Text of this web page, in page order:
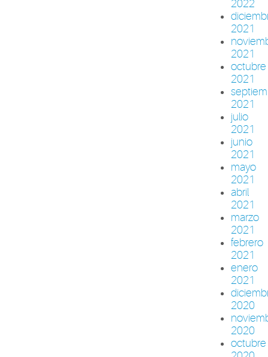
2022
2021
2021
octubre
2021
2021
julio
2021
junio
2021
mayo
2021
abril
2021
marzo
2021
febrero
2021
enero
2021
2020
2020
octubre